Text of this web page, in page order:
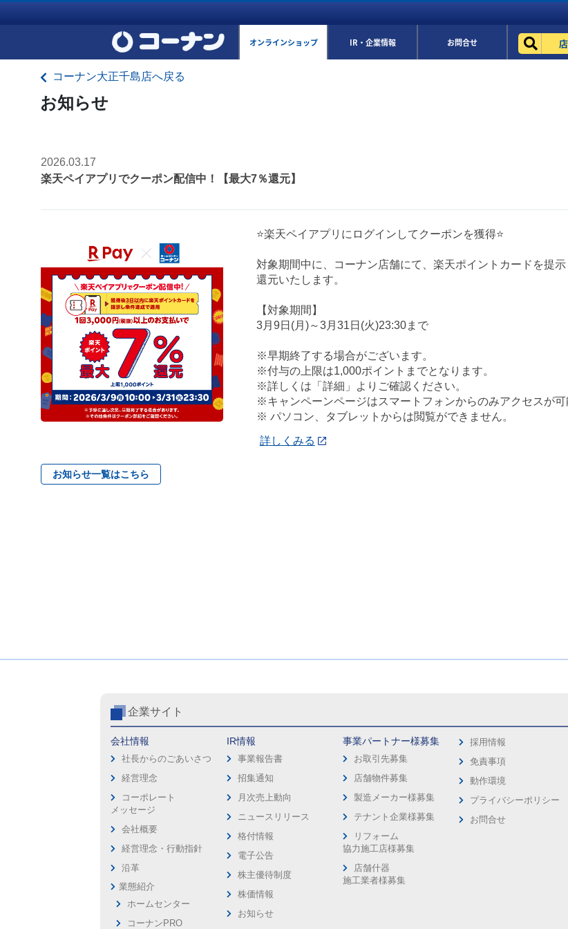
オンラインショップ IR・企業情報 お問合せ
コーナン大正千島店へ戻る
お知らせ
2026.03.17
楽天ペイアプリでクーポン配信中！【最大7％還元】
⭐楽天ペイアプリにログインしてクーポンを獲得⭐
対象期間中に、コーナン店舗にて、楽天ポイントカードを提
還元いたします。
【対象期間】
3月9日(月)～3月31日(火)23:30まで
※早期終了する場合がございます。
※付与の上限は1,000ポイントまでとなります。
※詳しくは「詳細」よりご確認ください。
※キャンペーンページはスマートフォンからのみアクセスが可
※ パソコン、タブレットからは閲覧ができません。
詳しくみる
お知らせ一覧はこちら
企業サイト
会社情報
社長からのごあいさつ
経営理念
コーポレート
メッセージ
会社概要
経営理念・行動指針
沿革
業態紹介
ホームセンター
コーナンPRO
IR情報
事業報告書
招集通知
月次売上動向
ニュースリリース
格付情報
電子公告
株主優待制度
株価情報
お知らせ
事業パートナー様募集
お取引先募集
店舗物件募集
製造メーカー様募集
テナント企業様募集
リフォーム
協力施工店様募集
店舗什器
施工業者様募集
採用情報
免責事項
動作環境
プライバシーポリシー
お問合せ